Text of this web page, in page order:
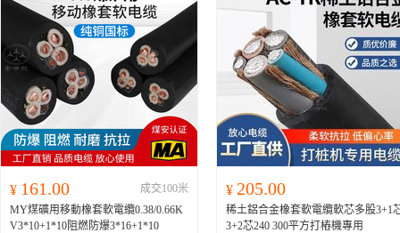
¥ 161.00
成交100米
MY煤礦用移動橡套軟電纜0.38/0.66K
V3*10+1*10阻燃防爆3*16+1*10
¥ 205.00
稀土鋁合金橡套軟電纜軟芯多股3+1
3+2芯240 300平方打樁機專用